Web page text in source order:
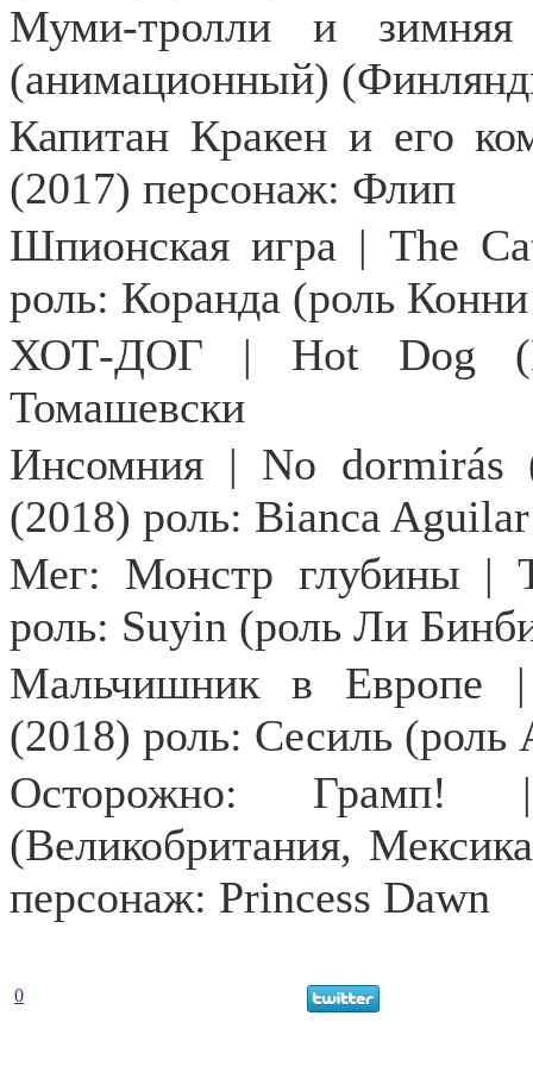
Муми-тролли и
(анимационный)
Капитан Кракен и его
(2017) персонаж: Флип
Шпионская игра | The
роль: Коранда (роль Конни
ХОТ-ДОГ | Hot Dog
Томашевски
Инсомния | No dormirás
(2018) роль: Bianca
Мег: Монстр глубины |
роль: Suyin (роль Ли
Мальчишник в Европе |
(2018) роль: Сесиль (роль
Осторожно:
(Великобритания,
персонаж: Princess Dawn
0